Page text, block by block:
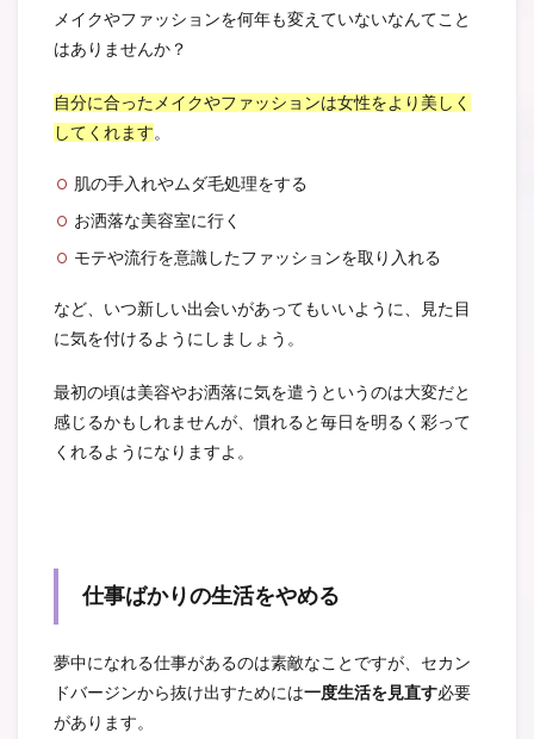
メイクやファッションを何年も変えていないなんてこと
はありませんか？
自分に合ったメイクやファッションは女性をより美しく
してくれます。
肌の手入れやムダ毛処理をする
お洒落な美容室に行く
モテや流行を意識したファッションを取り入れる
など、いつ新しい出会いがあってもいいように、見た目
に気を付けるようにしましょう。
最初の頃は美容やお洒落に気を遣うというのは大変だと
感じるかもしれませんが、慣れると毎日を明るく彩って
くれるようになりますよ。
仕事ばかりの生活をやめる
夢中になれる仕事があるのは素敵なことですが、セカン
ドバージンから抜け出すためには一度生活を見直す必要
があります。